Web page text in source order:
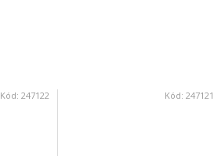
Kód: 247122 Kód:247121